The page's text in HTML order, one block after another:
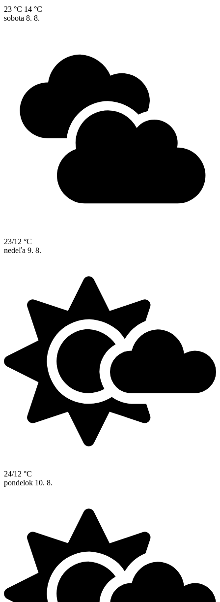
23 °C 14 °C
sobota 8. 8.
23/12 °C
nedeľa 9. 8.
24/12 °C
pondelok 10. 8.